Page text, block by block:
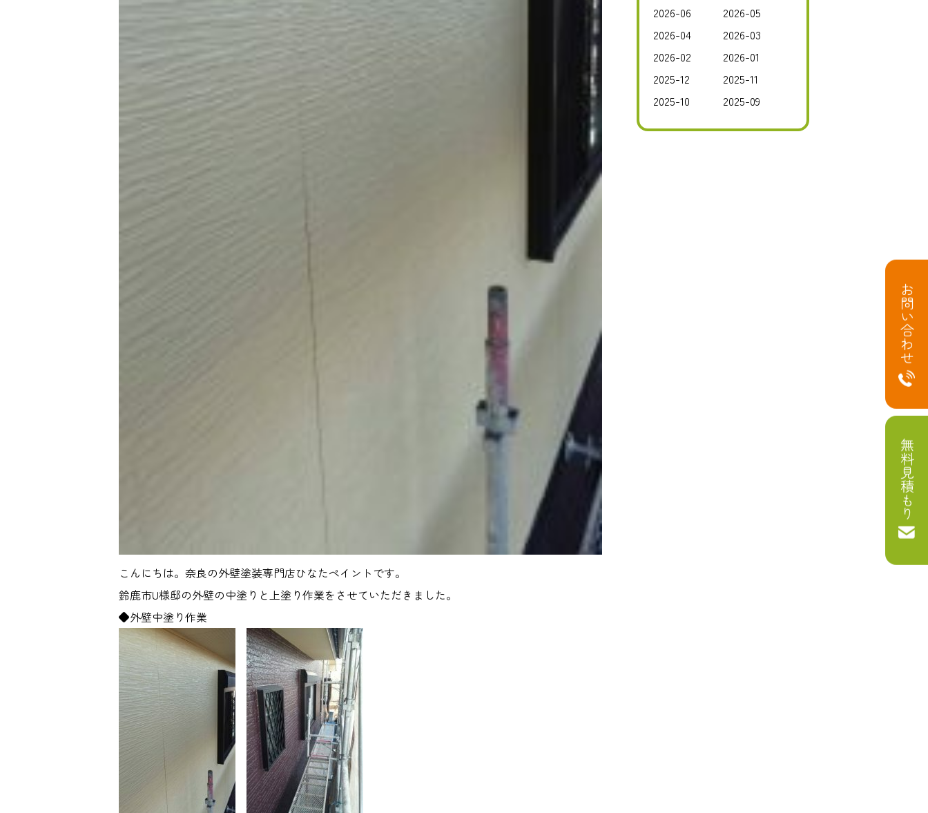
こんにちは。奈良の外壁塗装専門店ひなたペイントです。
鈴鹿市U様邸の外壁の中塗りと上塗り作業をさせていただきました。
◆外壁中塗り作業
2026-06
2026-05
2026-04
2026-03
2026-02
2026-01
2025-12
2025-11
2025-10
2025-09
お問い合わせ
無料見積もり